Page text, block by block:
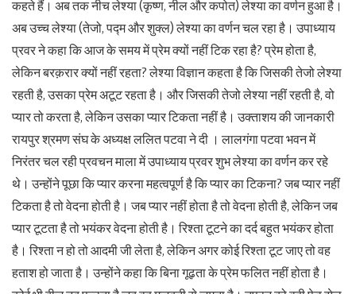
कहते हैं। अब तक नीच लेश्या (कृष्ण, नील और कपोत) लेश्या का वर्णन हुआ है।
अब उच्च लेश्या (तेजो, पद्म और शुक्ल) लेश्या का वर्णन चल रहा है। उपाध्याय
प्रवर ने कहा कि आज के समय में प्रेम क्यों नहीं टिक रहा है? प्रेम होता है,
लेकिन बरक़रार क्यों नहीं रहता? लेश्या विज्ञान कहता है कि जिसकी तेजो लेश्या
रहती है, उसका प्रेम अटूट रहता है। और जिसकी तेजो लेश्या नहीं रहती है, वो
प्यार तो करता है, लेकिन उसका प्यार टिकता नहीं है। उक्ताशय की जानकारी
रायपुर श्रमण संघ के अध्यक्ष ललित पटवा ने दी । लालगंगा पटवा भवन में
निरंतर चल रही प्रवचन माला में उपाध्याय प्रवर शुभ लेश्या का वर्णन कर रहे
थे। उन्होंने पूछा कि प्यार करना महत्वपूर्ण है कि प्यार का टिकना? जब प्यार नहीं
टिकता है तो वेदना होती है। जब प्यार नहीं होता है तो वेदना होती है, लेकिन जब
प्यार टूटता है तो भयंकर वेदना होती है। रिश्ता टूटने का दर्द बहुत भयंकर होता
है। रिश्ता न हो तो आदमी जी लेता है, लेकिन अगर कोई रिश्ता टूट जाए तो वह
हताश हो जाता है। उन्होंने कहा कि बिना गूढ़ता के प्रेम फलित नहीं होता है।